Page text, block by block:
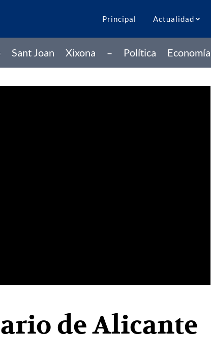
Principal Actualidad
Sant Joan Xixona – Política Economía
de Alicante